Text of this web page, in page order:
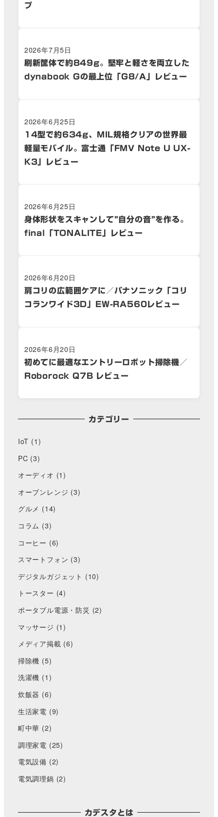
プ
刷新筐体で約849g。堅牢と軽さを両立した
dynabook Gの最上位「G8/A」レビュー
2026年7月5日
14型で約634g、MIL規格クリアの世界最
軽量モバイル。富士通「FMV Note U UX-
K3」レビュー
2026年6月25日
身体形状をスキャンして”自分の音”を作る。
final「TONALITE」レビュー
2026年6月25日
肩コリの広範囲ケアに／パナソニック「コリ
コランワイド3D」EW-RA560レビュー
2026年6月20日
初めてに最適なエントリーロボット掃除機／
Roborock Q7B レビュー
2026年6月20日
カテゴリー
IoT (1)
PC (3)
オーディオ (1)
オーブンレンジ (3)
グルメ (14)
コラム (3)
コーヒー (6)
スマートフォン (3)
デジタルガジェット (10)
トースター (4)
ポータブル電源・防災 (2)
マッサージ (1)
メディア掲載 (6)
掃除機 (5)
洗濯機 (1)
炊飯器 (6)
生活家電 (9)
町中華 (2)
調理家電 (25)
電気設備 (2)
電気調理鍋 (2)
カデスタとは